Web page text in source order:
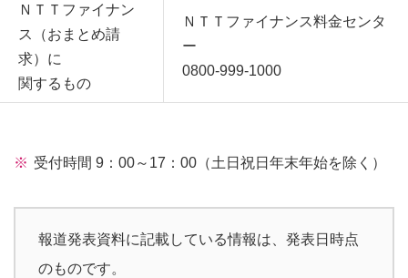
ＮＴＴファイナン
ス（おまとめ請
求）に
関するもの
ＮＴＴファイナンス料金センタ
ー
0800-999-1000
受付時間 9：00～17：00（土日祝日年末年始を除く）
報道発表資料に記載している情報は、発表日時点
のものです。